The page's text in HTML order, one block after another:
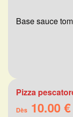
Base sauce
Pizza
Dès 10.00 €